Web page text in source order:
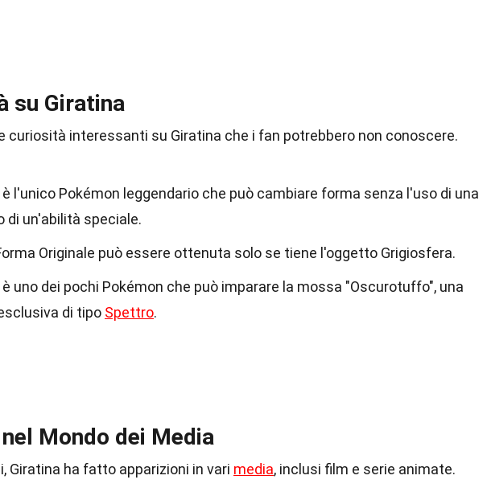
su Giratina
curiosità interessanti su Giratina che i fan potrebbero non conoscere.
l'unico Pokémon leggendario che può cambiare forma senza l'uso di una
di un'abilità speciale.
Originale può essere ottenuta solo se tiene l'oggetto Grigiosfera.
uno dei pochi Pokémon che può imparare la mossa "Oscurotuffo", una
di tipo Spettro.
Mondo dei Media
Giratina ha fatto apparizioni in vari media, inclusi film e serie animate.